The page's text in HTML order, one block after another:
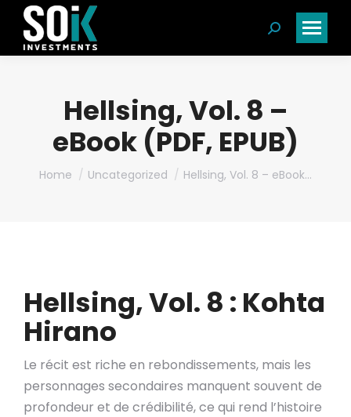
Search:
Hellsing, Vol. 8 –
eBook (PDF, EPUB)
You are here:
Home Uncategorized Hellsing, Vol. 8 – eBook…
Hellsing, Vol. 8 : Kohta
Hirano
Le récit est riche en rebondissements, mais les
personnages secondaires manquent souvent de
profondeur et de crédibilité, ce qui rend l’histoire